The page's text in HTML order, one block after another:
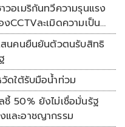
วอเมริกันทวีความรุนแรง
CCTVละเมิดความเป็น
นคนยืนยันตัวตนรับสิทธิ
ดใต้รับมือน้ำท่วม
50% ยังไม่เชื่อมั่นรัฐ
และอาชญากรรม